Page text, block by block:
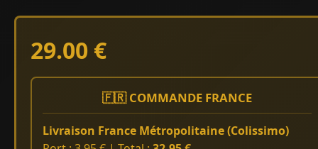
29.00 €
🇫🇷 COMMANDE FRANCE
Livraison France Métropolitaine (Colissimo)